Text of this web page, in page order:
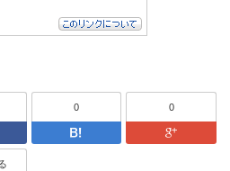
Facebook
0
はてなブッ
0